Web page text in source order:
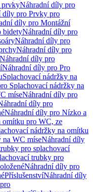
prvkyNáhradní díly pro
díly pro Prvky pro
díly pro Montážní
bidetyNáhradní díly pro
Náhradní díly pro
Náhradní díly pro
Náhradní díly pro
Náhradní díly pro Pro
Splachovací nádržky na
Splachovací nádržky na
míseNáhradní díly pro
díly pro
Náhradní díly pro Nízko a
omítku pro WC, ze
nádržky na omítku
na WC míseNáhradní díly
pro splachovací
trubky pro
Náhradní díly pro
PříslušenstvíNáhradní díly